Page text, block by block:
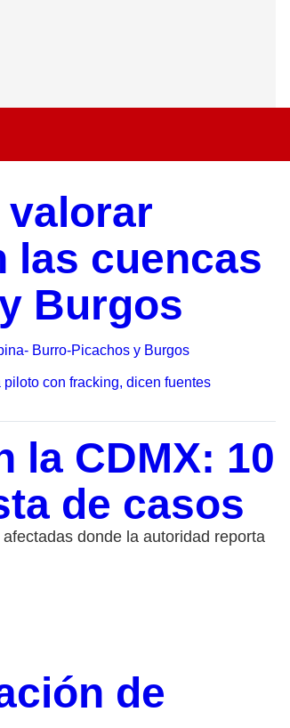
las cuencas
Burgos
Burro-Picachos y Burgos
con fracking, dicen fuentes
la CDMX: 10
de casos
donde la autoridad reporta
de